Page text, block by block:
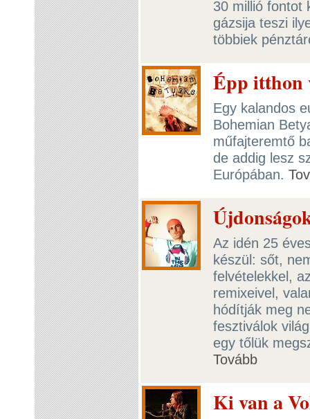
30 millió fontot
gázsija teszi
többiek
Épp itthon
Egy kalandos
Bohemian
műfajteremtő
de addig lesz
Európában.
Az idén 25
készül: sőt,
felvételekkel,
remixeivel,
hódítják meg
fesztiválok
egy tőlük
Tovább
Ki van a